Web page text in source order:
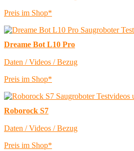
Preis im Shop*
Dreame Bot L10 Pro
Daten / Videos / Bezug
Preis im Shop*
Roborock S7
Daten / Videos / Bezug
Preis im Shop*